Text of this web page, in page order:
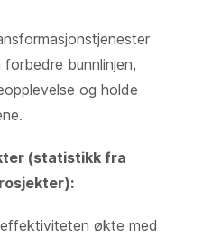
bunnlinjen,
og holde
(statistikk fra
økte med